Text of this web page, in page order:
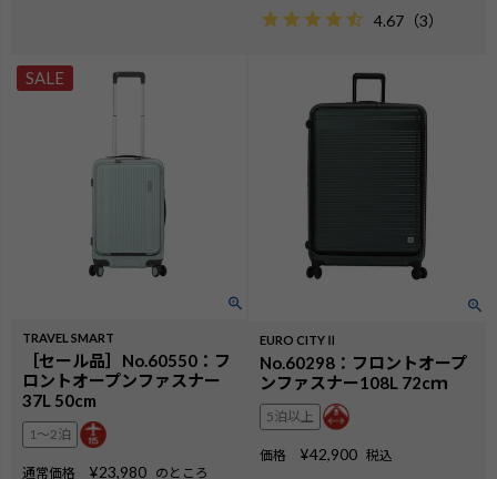
4.67 （3）
TRAVEL SMART
［セール品］No.60550：フ
ロントオープンファスナー
37L 50cm
1〜2泊
SALE
通常価格 ¥23,980 のところ
EURO CITYⅡ
No.60298：フロントオープ
ンファスナー108L 72cｍ
5泊以上
価格 ¥42,900 税込